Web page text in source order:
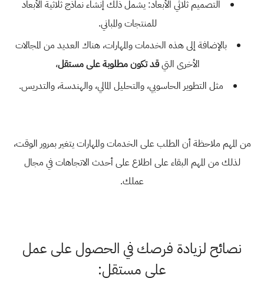
التصميم ثلاثي الأبعاد: يشمل ذلك إنشاء نماذج ثلاثية الأبعاد
للمنتجات والمباني.
بالإضافة إلى هذه الخدمات والمهارات، هناك العديد من المجالات
الأخرى التيقد تكون مطلوبة على مستقل،
مثل التطوير الحاسوبي، والتحليل المالي، والهندسة، والتدريس.
من المهم ملاحظة أن الطلب على الخدمات والمهارات يتغير بمرور الوقت،
لذلك من المهم البقاء على اطلاع على أحدث الاتجاهات في مجال
عملك.
نصائح لزيادة فرصك في الحصول على عمل
على مستقل: